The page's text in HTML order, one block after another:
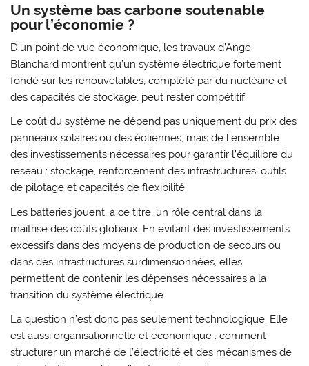
Un système bas carbone soutenable
pour l’économie ?
D’un point de vue économique, les travaux d’Ange
Blanchard montrent qu’un système électrique fortement
fondé sur les renouvelables, complété par du nucléaire et
des capacités de stockage, peut rester compétitif.
Le coût du système ne dépend pas uniquement du prix des
panneaux solaires ou des éoliennes, mais de l’ensemble
des investissements nécessaires pour garantir l’équilibre du
réseau : stockage, renforcement des infrastructures, outils
de pilotage et capacités de flexibilité.
Les batteries jouent, à ce titre, un rôle central dans la
maîtrise des coûts globaux. En évitant des investissements
excessifs dans des moyens de production de secours ou
dans des infrastructures surdimensionnées, elles
permettent de contenir les dépenses nécessaires à la
transition du système électrique.
La question n’est donc pas seulement technologique. Elle
est aussi organisationnelle et économique : comment
structurer un marché de l’électricité et des mécanismes de